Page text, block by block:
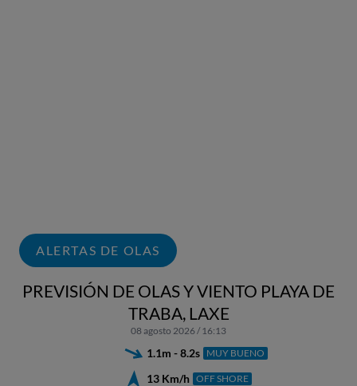
ALERTAS DE OLAS
PREVISIÓN DE OLAS Y VIENTO PLAYA DE
TRABA, LAXE
08 agosto 2026 / 16:13
1.1m - 8.2s MUY BUENO
13 Km/h OFF SHORE